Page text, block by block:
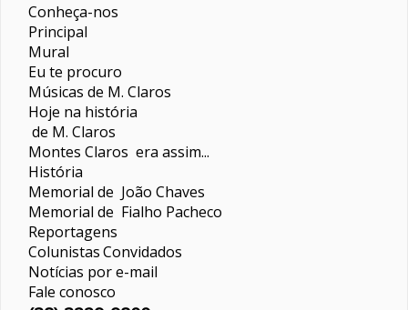
Conheça-nos
Principal
Mural
Eu te procuro
Músicas de M. Claros
Hoje na história
de M. Claros
Montes Claros era assim...
História
Memorial de João Chaves
Memorial de Fialho Pacheco
Reportagens
ColunistasConvidados
Notícias por e-mail
Fale conosco